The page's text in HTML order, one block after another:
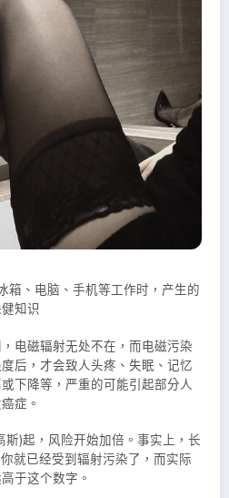
箱、电脑、手机等工作时，产生的
知识
电磁辐射无处不在，而电磁污染
后，才会致人头疼、失眠、记忆
下降等，严重的可能引起部分人
症。
斯)起，风险开始加倍。事实上，长
就已经受到辐射污染了，而实际
于这个数字。